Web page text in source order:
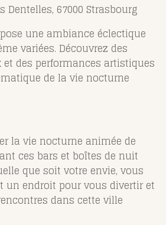
Dentelles, 67000 Strasbourg
une ambiance éclectique
variées. Découvrez des
des performances artistiques
de la vie nocturne
la vie nocturne animée de
ces bars et boîtes de nuit
que soit votre envie, vous
un endroit pour vous divertir et
dans cette ville